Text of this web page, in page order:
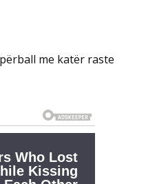
me katër raste